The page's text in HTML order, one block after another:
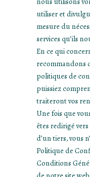
utiliser et
mesure du
services qu’ils
En ce qui
recommandons
politiques de
puissiez
traiteront vos
Une fois que
êtes redirigé
d’un tiers, vous
Politique de
Conditions